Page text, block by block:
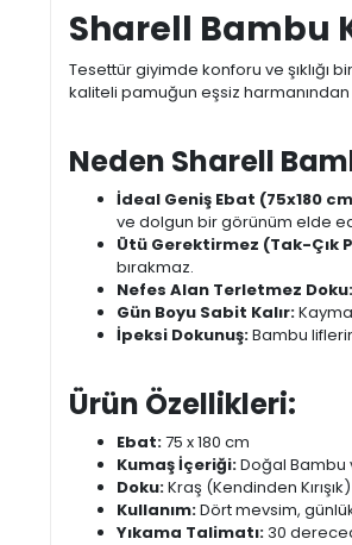
Sharell Bambu
Tesettür giyimde konforu ve şıklığı
kaliteli pamuğun eşsiz
Neden Sharell
İdeal Geniş Ebat (75x180
ve dolgun bir görünüm elde
Ütü Gerektirmez (Tak-Çık
bırakmaz.
Nefes Alan Terletmez Doku:
Gün Boyu Sabit Kalır:
İpeksi Dokunuş:Bambu
Ürün Özellikleri:
Ebat:75 x 180 cm
Kumaş İçeriği:Doğal Bambu
Doku:Kraş (Kendinden Kırışık)
Kullanım:Dört mevsim,
Yıkama Talimatı:30